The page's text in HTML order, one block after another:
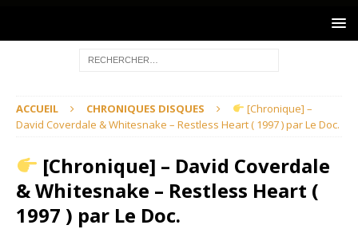
ACCUEIL CHRONIQUES DISQUES
[Chronique] –
David Coverdale & Whitesnake – Restless Heart ( 1997 ) par Le Doc.
[Chronique] – David Coverdale
& Whitesnake – Restless Heart (
1997 ) par Le Doc.